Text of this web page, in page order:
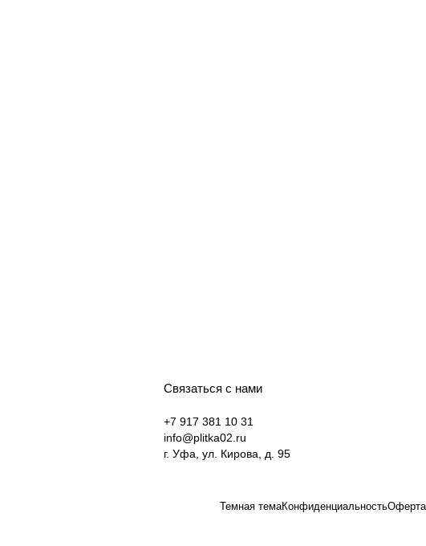
Связаться с нами
+7 917 381 10 31
info@plitka02.ru
г. Уфа, ул. Кирова, д. 95
Темная темаКонфиденциальностьОферта